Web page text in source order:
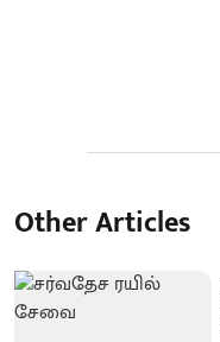
Other Articles